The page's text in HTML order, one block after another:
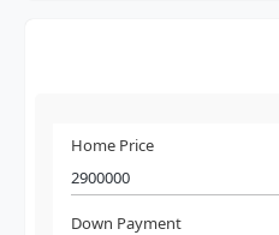
Home Price
Down Payment